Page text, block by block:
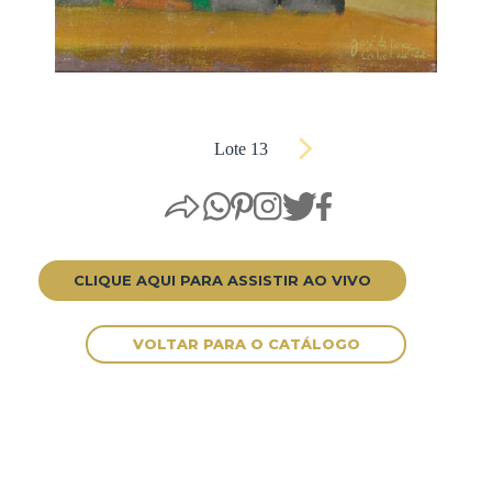
Lote 13
CLIQUE AQUI PARA ASSISTIR AO VIVO